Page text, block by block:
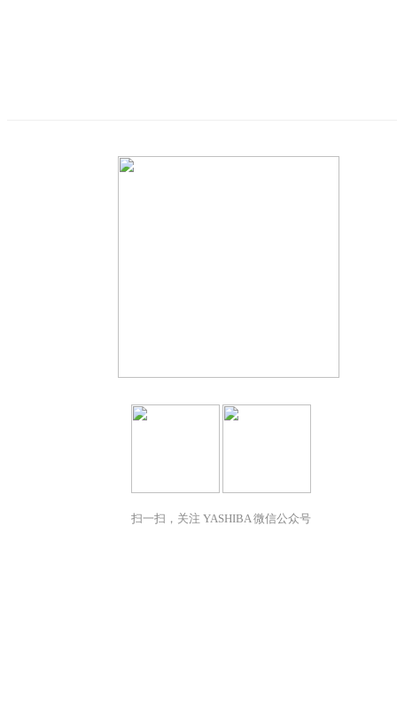
扫一扫，关注 YASHIBA 微信公众号